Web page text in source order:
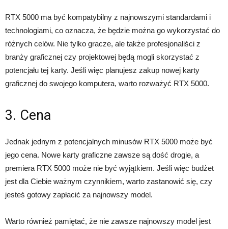
RTX 5000 ma być kompatybilny z najnowszymi standardami i
technologiami, co oznacza, że będzie można go wykorzystać do
różnych celów. Nie tylko gracze, ale także profesjonaliści z
branży graficznej czy projektowej będą mogli skorzystać z
potencjału tej karty. Jeśli więc planujesz zakup nowej karty
graficznej do swojego komputera, warto rozważyć RTX 5000.
3. Cena
Jednak jednym z potencjalnych minusów RTX 5000 może być
jego cena. Nowe karty graficzne zawsze są dość drogie, a
premiera RTX 5000 może nie być wyjątkiem. Jeśli więc budżet
jest dla Ciebie ważnym czynnikiem, warto zastanowić się, czy
jesteś gotowy zapłacić za najnowszy model.
Warto również pamiętać, że nie zawsze najnowszy model jest